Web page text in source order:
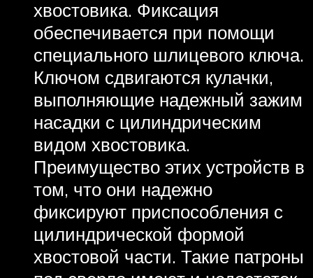
хвостовика. Фиксация
обеспечивается при помощи
специального шлицевого ключа.
Ключом сдвигаются кулачки,
выполняющие надежный зажим
насадки с цилиндрическим
видом хвостовика.
Преимущество этих устройств в
том, что они надежно
фиксируют приспособления с
цилиндрической формой
хвостовой части. Такие патроны